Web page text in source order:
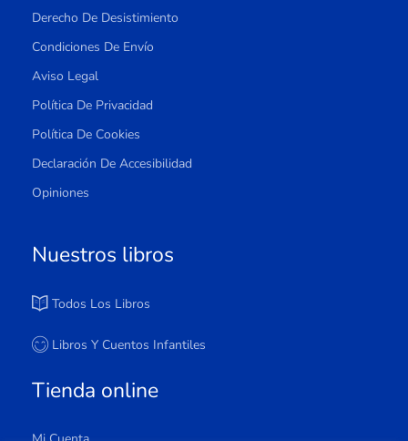
Derecho De Desistimiento
Condiciones De Envío
Aviso Legal
Política De Privacidad
Política De Cookies
Declaración De Accesibilidad
Opiniones
Nuestros libros
Todos Los Libros
Libros Y Cuentos Infantiles
Tienda online